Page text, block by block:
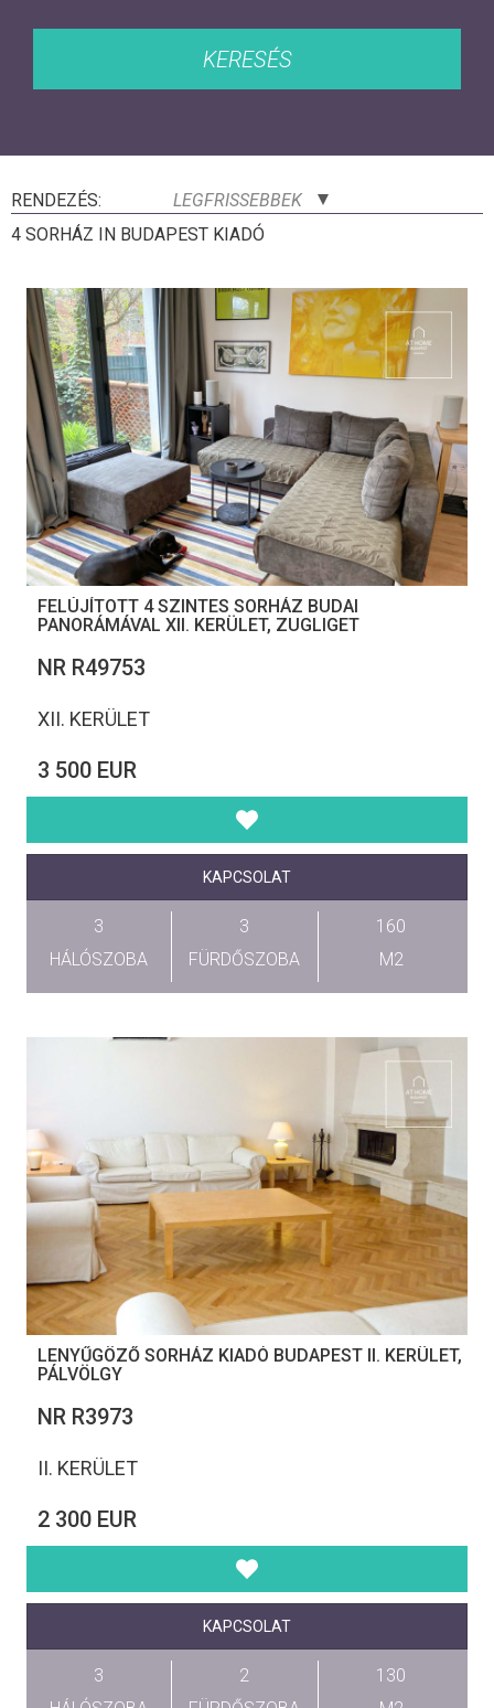
KERESÉS
RENDEZÉS:
LEGFRISSEBBEK
4 SORHÁZ IN BUDAPEST KIADÓ
FELÚJÍTOTT 4 SZINTES SORHÁZ BUDAI
PANORÁMÁVAL XII. KERÜLET, ZUGLIGET
NR R49753
XII. KERÜLET
3 500 EUR
KAPCSOLAT
3
HÁLÓSZOBA
3
FÜRDŐSZOBA
160
M2
LENYŰGÖZŐ SORHÁZ KIADÓ BUDAPEST II. KERÜLET,
PÁLVÖLGY
NR R3973
II. KERÜLET
2 300 EUR
KAPCSOLAT
3
2
130